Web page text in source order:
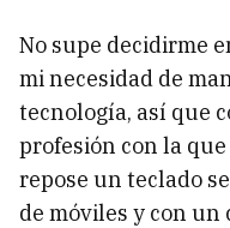
No supe decidirme
mi necesidad de
tecnología, así que
profesión con la
repose un teclado
de móviles y con un